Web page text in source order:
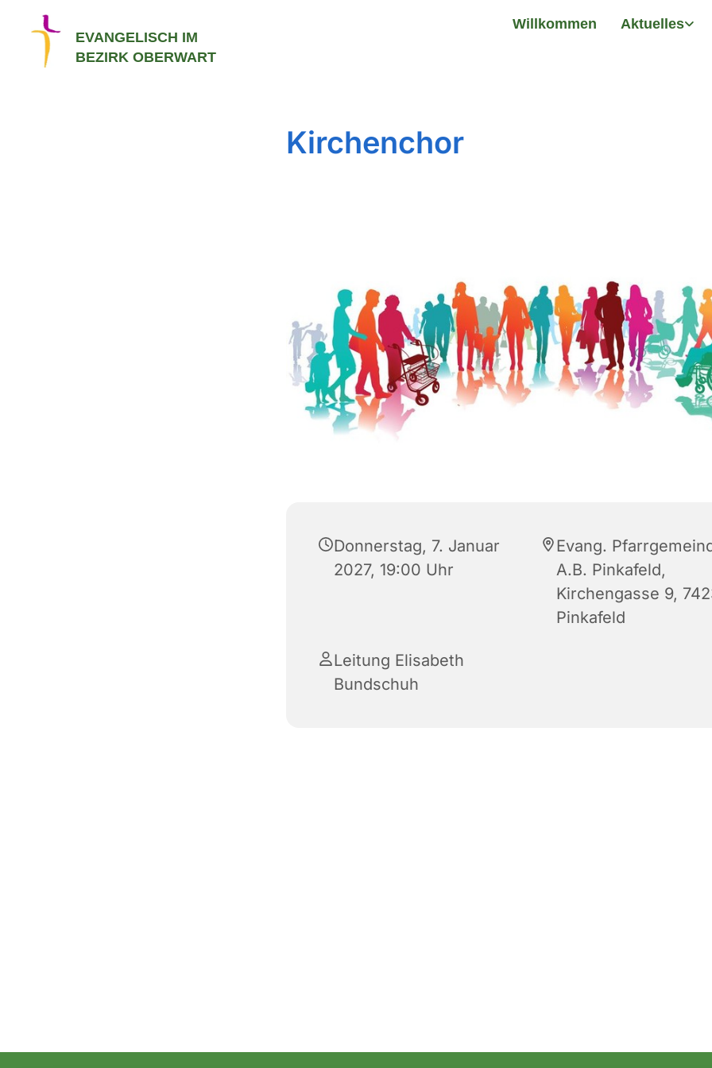
EVANGELISCH IM
BEZIRK OBERWART
Willkommen Aktuelles
Kirchenchor
Donnerstag, 7. Januar
2027, 19:00 Uhr
Evang.
A.B. Pinkafeld,
Kirchengasse 9,
Pinkafeld
Leitung Elisabeth
Bundschuh